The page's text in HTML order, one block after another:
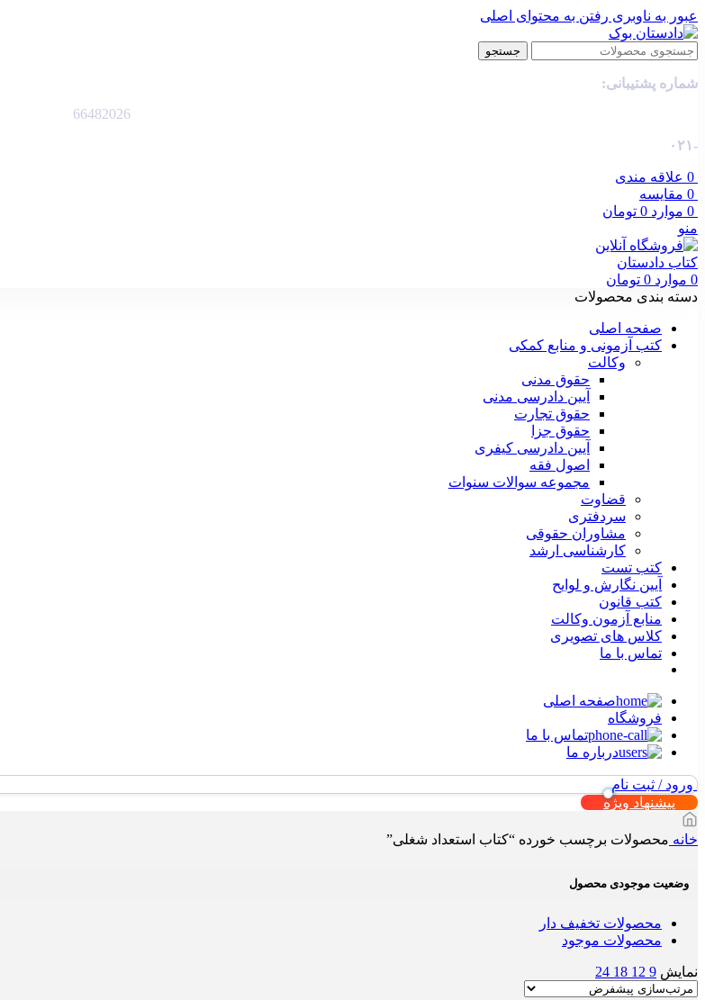
عبور به ناوبری رفتن به محتوای اصلی
جستجو
شماره پشتیبانی:
66482026
-۰۲۱
0 علاقه مندی
0 مقایسه
0 موارد 0 تومان
منو
0 موارد 0 تومان
دسته بندی محصولات
صفحه اصلی
کتب آزمونی و منابع کمکی
وکالت
حقوق مدنی
آیین دادرسی مدنی
حقوق تجارت
حقوق جزا
آیین دادرسی کیفری
اصول فقه
مجموعه سوالات سنوات
قضاوت
سردفتری
مشاوران حقوقی
کارشناسی ارشد
کتب تست
آیین نگارش و لوایح
کتب قانون
منابع آزمون وکالت
کلاس های تصویری
تماس با ما
صفحه اصلی
فروشگاه
تماس با ما
درباره ما
ورود / ثبت نام
پیشنهاد ویژه
خانه محصولات برچسب خورده “کتاب استعداد شغلی”
وضعیت موجودی محصول
محصولات تخفیف دار
محصولات موجود
نمایش 9
12
18
24